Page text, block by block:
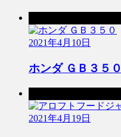
2021年4月10日
ホンダ ＧＢ３５０
2021年4月19日